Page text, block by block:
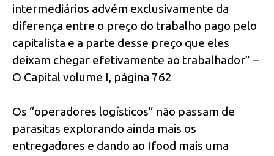
intermediários advém exclusivamente da
diferença entre o preço do trabalho pago pelo
capitalista e a parte desse preço que eles
deixam chegar efetivamente ao trabalhador” –
O Capital volume I, página 762
Os “operadores logísticos” não passam de
parasitas explorando ainda mais os
entregadores e dando ao Ifood mais uma